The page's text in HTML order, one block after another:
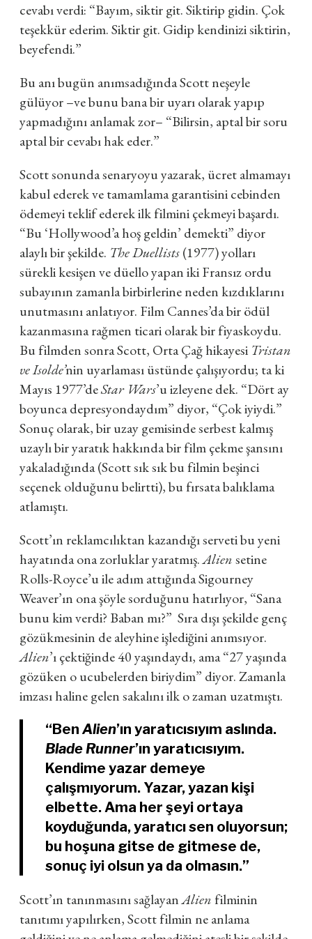
cevabı verdi: “Bayım, siktir git. Siktirip gidin. Çok
teşekkür ederim. Siktir git. Gidip kendinizi siktirin,
beyefendi.”
Bu anı bugün anımsadığında Scott neşeyle
gülüyor –ve bunu bana bir uyarı olarak yapıp
yapmadığını anlamak zor– “Bilirsin, aptal bir soru
aptal bir cevabı hak eder.”
Scott sonunda senaryoyu yazarak, ücret almamayı
kabul ederek ve tamamlama garantisini cebinden
ödemeyi teklif ederek ilk filmini çekmeyi başardı.
“Bu ‘Hollywood’a hoş geldin’ demekti” diyor
alaylı bir şekilde. The Duellists(1977) yolları
sürekli kesişen ve düello yapan iki Fransız ordu
subayının zamanla birbirlerine neden kızdıklarını
unutmasını anlatıyor. Film Cannes’da bir ödül
kazanmasına rağmen ticari olarak bir fiyaskoydu.
Bu filmden sonra Scott, Orta Çağ hikayesi Tristan
ve Isolde’nin uyarlaması üstünde çalışıyordu; ta ki
Mayıs 1977’deStar Wars’u izleyene dek. “Dört ay
boyunca depresyondaydım” diyor, “Çok iyiydi.”
Sonuç olarak, bir uzay gemisinde serbest kalmış
uzaylı bir yaratık hakkında bir film çekme şansını
yakaladığında (Scott sık sık bu filmin beşinci
seçenek olduğunu belirtti), bu fırsata balıklama
atlamıştı.
Scott’ın reklamcılıktan kazandığı serveti bu yeni
hayatında ona zorluklar yaratmış.Aliensetine
Rolls-Royce’u ile adım attığında Sigourney
Weaver’ın ona şöyle sorduğunu hatırlıyor, “Sana
bunu kim verdi? Baban mı?” Sıra dışı şekilde genç
gözükmesinin de aleyhine işlediğini anımsıyor.
Alien’ı çektiğinde 40 yaşındaydı, ama “27 yaşında
gözüken o ucubelerden biriydim” diyor. Zamanla
imzası haline gelen sakalını ilk o zaman uzatmıştı.
“Ben Alien’ın yaratıcısıyım aslında.
Blade Runner’ın yaratıcısıyım.
Kendime yazar demeye
çalışmıyorum. Yazar, yazan kişi
elbette. Ama her şeyi ortaya
koyduğunda, yaratıcı sen oluyorsun;
bu hoşuna gitse de gitmese de,
sonuç iyi olsun ya da olmasın.”
Scott’ın tanınmasını sağlayanAlienfilminin
tanıtımı yapılırken, Scott filmin ne anlama